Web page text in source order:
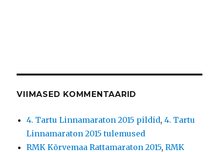
VIIMASED KOMMENTAARID
4. Tartu Linnamaraton 2015 pildid,4. Tartu
Linnamaraton 2015 tulemused
RMK Kõrvemaa Rattamaraton 2015,RMK